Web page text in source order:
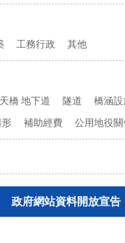
工務行政 其他
橋 地下道 隧道 橋涵設
補助經費 公用地役關
政府網站資料開放宣告